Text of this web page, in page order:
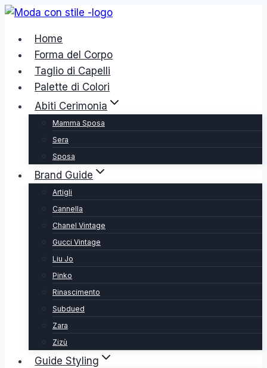
Salta
contenuto
Home
Forma del Corpo
Taglio di Capelli
Palette di Colori
Abiti Cerimonia
Mamma Sposa
Sera
Sposa
Brand Guide
Artigli
Cannella
Chanel Vintage
Gucci Vintage
Liu Jo
Pinko
Rinascimento
Subdued
Zara
Zizù
Guide Styling